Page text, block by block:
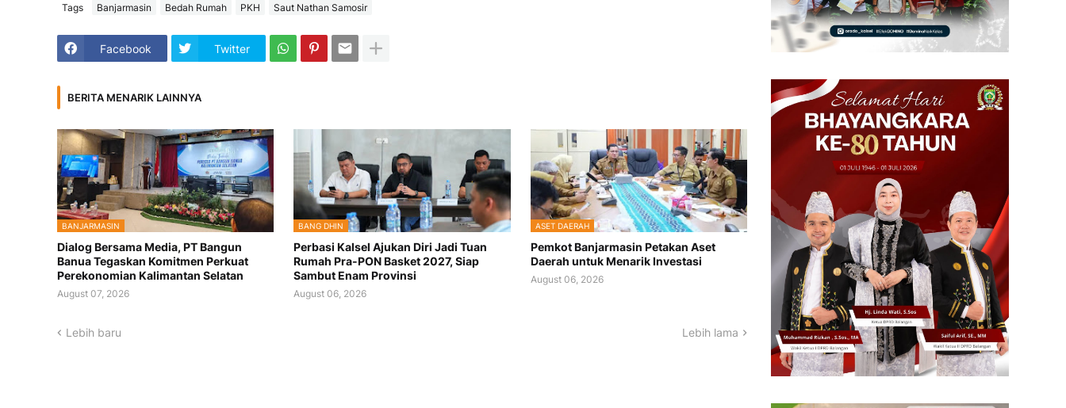
Tags Banjarmasin Bedah Rumah PKH Saut Nathan Samosir
Facebook Twitter
BERITA MENARIK LAINNYA
BANJARMASIN
Dialog Bersama Media, PT Bangun
Banua Tegaskan Komitmen Perkuat
Perekonomian Kalimantan Selatan
August 07, 2026
BANG DHIN
Perbasi Kalsel Ajukan Diri Jadi Tuan
Rumah Pra-PON Basket 2027, Siap
Sambut Enam Provinsi
August 06, 2026
ASET DAERAH
Pemkot Banjarmasin Petakan Aset
Daerah untuk Menarik Investasi
August 06, 2026
Lebih baru Lebih lama